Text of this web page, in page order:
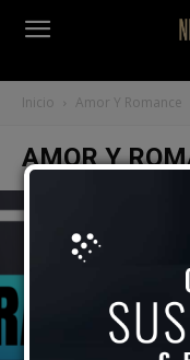
Inicio Amor Y Romance
AMOR Y